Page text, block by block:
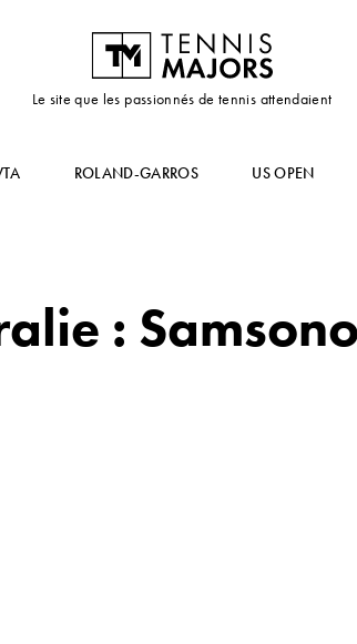
Le site que les passionnés de tennis attendaient
ROLAND-GARROS US OPEN
: